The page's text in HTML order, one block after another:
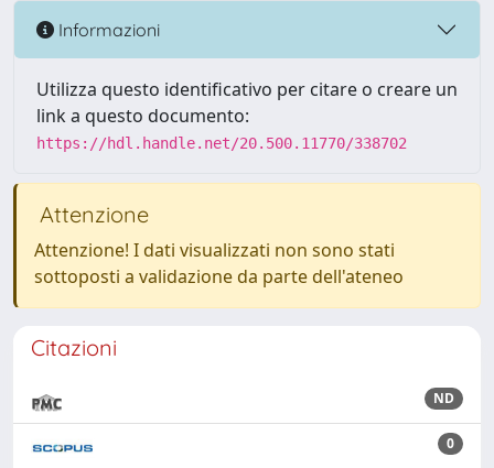
Informazioni
Utilizza questo identificativo per citare o creare un
link a questo documento:
https://hdl.handle.net/20.500.11770/338702
Attenzione
Attenzione! I dati visualizzati non sono stati
sottoposti a validazione da parte dell'ateneo
Citazioni
ND
0